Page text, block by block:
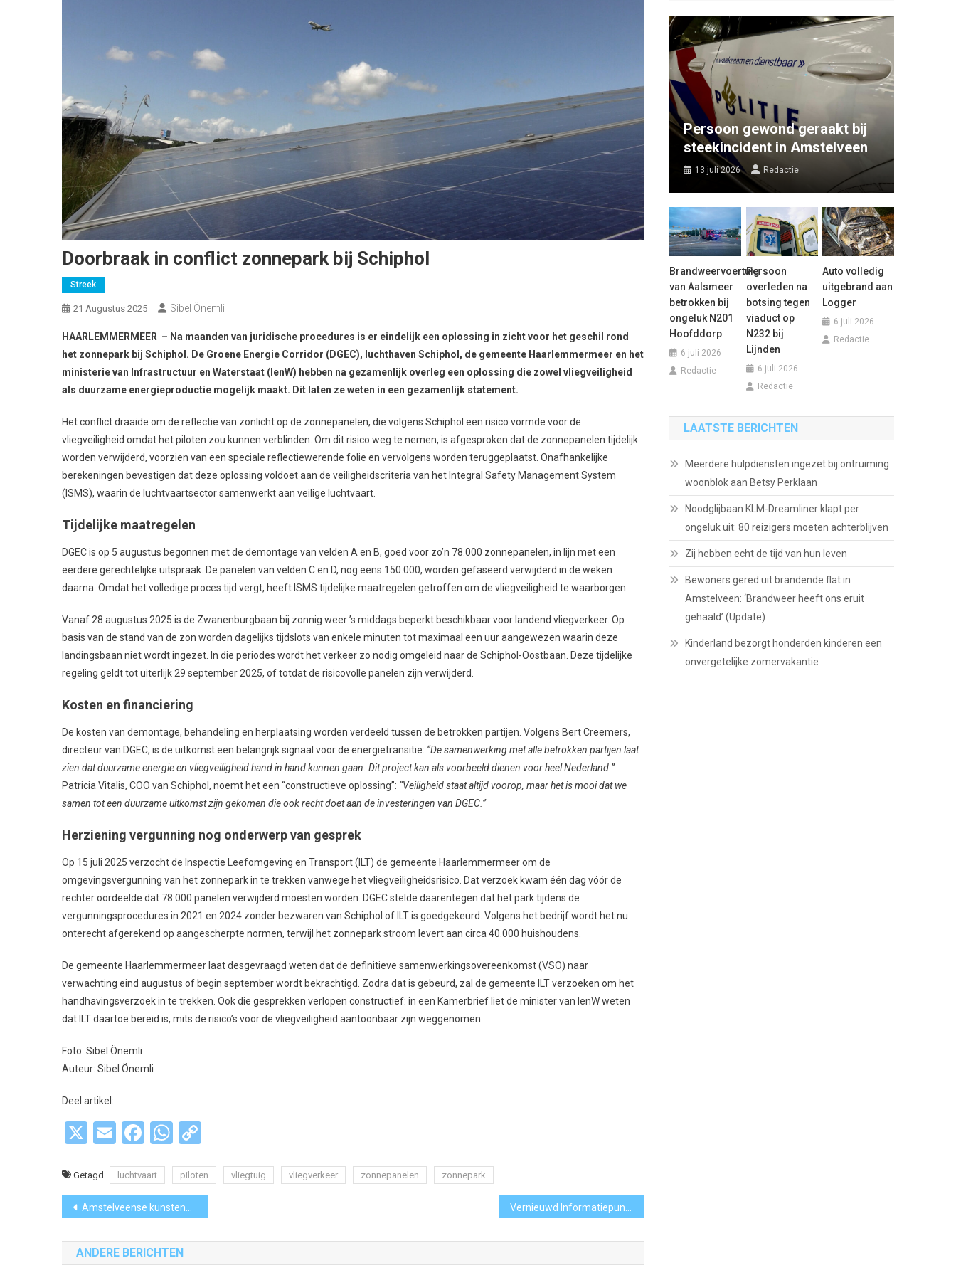
Doorbraak in conflict zonnepark bij Schiphol
Streek
21 Augustus 2025 Sibel Önemli
HAARLEMMERMEER – Na maanden van juridische procedures is er eindelijk een oplossing in zicht voor het geschil rond
het zonnepark bij Schiphol. De Groene Energie Corridor (DGEC), luchthaven Schiphol, de gemeente Haarlemmermeer en het
ministerie van Infrastructuur en Waterstaat (IenW) hebben na gezamenlijk overleg een oplossing die zowel vliegveiligheid
als duurzame energieproductie mogelijk maakt. Dit laten ze weten in een gezamenlijk statement.
Het conflict draaide om de reflectie van zonlicht op de zonnepanelen, die volgens Schiphol een risico vormde voor de
vliegveiligheid omdat het piloten zou kunnen verblinden. Om dit risico weg te nemen, is afgesproken dat de zonnepanelen tijdelijk
worden verwijderd, voorzien van een speciale reflectiewerende folie en vervolgens worden teruggeplaatst. Onafhankelijke
berekeningen bevestigen dat deze oplossing voldoet aan de veiligheidscriteria van het Integral Safety Management System
(ISMS), waarin de luchtvaartsector samenwerkt aan veilige luchtvaart.
Tijdelijke maatregelen
DGEC is op 5 augustus begonnen met de demontage van velden A en B, goed voor zo’n 78.000 zonnepanelen, in lijn met een
eerdere gerechtelijke uitspraak. De panelen van velden C en D, nog eens 150.000, worden gefaseerd verwijderd in de weken
daarna. Omdat het volledige proces tijd vergt, heeft ISMS tijdelijke maatregelen getroffen om de vliegveiligheid te waarborgen.
Vanaf 28 augustus 2025 is de Zwanenburgbaan bij zonnig weer ’s middags beperkt beschikbaar voor landend vliegverkeer. Op
basis van de stand van de zon worden dagelijks tijdslots van enkele minuten tot maximaal een uur aangewezen waarin deze
landingsbaan niet wordt ingezet. In die periodes wordt het verkeer zo nodig omgeleid naar de Schiphol-Oostbaan. Deze tijdelijke
regeling geldt tot uiterlijk 29 september 2025, of totdat de risicovolle panelen zijn verwijderd.
Kosten en financiering
De kosten van demontage, behandeling en herplaatsing worden verdeeld tussen de betrokken partijen. Volgens Bert Creemers,
directeur van DGEC, is de uitkomst een belangrijk signaal voor de energietransitie: “De samenwerking met alle betrokken partijen laat
zien dat duurzame energie en vliegveiligheid hand in hand kunnen gaan. Dit project kan als voorbeeld dienen voor heel Nederland.”
Patricia Vitalis, COO van Schiphol, noemt het een “constructieve oplossing”: “Veiligheid staat altijd voorop, maar het is mooi dat we
samen tot een duurzame uitkomst zijn gekomen die ook recht doet aan de investeringen van DGEC.”
Herziening vergunning nog onderwerp van gesprek
Op 15 juli 2025 verzocht de Inspectie Leefomgeving en Transport (ILT) de gemeente Haarlemmermeer om de
omgevingsvergunning van het zonnepark in te trekken vanwege het vliegveiligheidsrisico. Dat verzoek kwam één dag vóór de
rechter oordeelde dat 78.000 panelen verwijderd moesten worden. DGEC stelde daarentegen dat het park tijdens de
vergunningsprocedures in 2021 en 2024 zonder bezwaren van Schiphol of ILT is goedgekeurd. Volgens het bedrijf wordt het nu
onterecht afgerekend op aangescherpte normen, terwijl het zonnepark stroom levert aan circa 40.000 huishoudens.
De gemeente Haarlemmermeer laat desgevraagd weten dat de definitieve samenwerkingsovereenkomst (VSO) naar
verwachting eind augustus of begin september wordt bekrachtigd. Zodra dat is gebeurd, zal de gemeente ILT verzoeken om het
handhavingsverzoek in te trekken. Ook die gesprekken verlopen constructief: in een Kamerbrief liet de minister van IenW weten
dat ILT daartoe bereid is, mits de risico’s voor de vliegveiligheid aantoonbaar zijn weggenomen.
Foto: Sibel Önemli
Auteur: Sibel Önemli
Deel artikel:
X EmailFacebook
WhatsApp
Getagd luchtvaart piloten vliegtuig vliegverkeer zonnepanelen zonnepark
Bericht
navigatie
Amstelveense kunstenaars maken sportkunstwerken
ANDERE BERICHTEN
Persoon gewond geraakt bij
steekincident in Amstelveen
13 juli 2026 Redactie
Brandweervoertuig
van Aalsmeer
betrokken bij
ongeluk N201
Hoofddorp
6 juli 2026
Redactie
Persoon
overleden na
botsing tegen
viaduct op
N232 bij
Lijnden
6 juli 2026
Redactie
Auto volledig
uitgebrand aan
Logger
6 juli 2026
Redactie
LAATSTE BERICHTEN
Meerdere hulpdiensten ingezet bij ontruiming
woonblok aan Betsy Perklaan
Noodglijbaan KLM-Dreamliner klapt per
ongeluk uit: 80 reizigers moeten achterblijven
Zij hebben echt de tijd van hun leven
Bewoners gered uit brandende flat in
Amstelveen: ‘Brandweer heeft ons eruit
gehaald’ (Update)
Kinderland bezorgt honderden kinderen een
onvergetelijke zomervakantie